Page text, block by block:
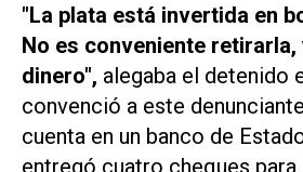
"La plata está invertida en
No es conveniente retirarla,
dinero", alegaba el detenido
convenció a este
cuenta en un banco de
entregó cuatro cheques para